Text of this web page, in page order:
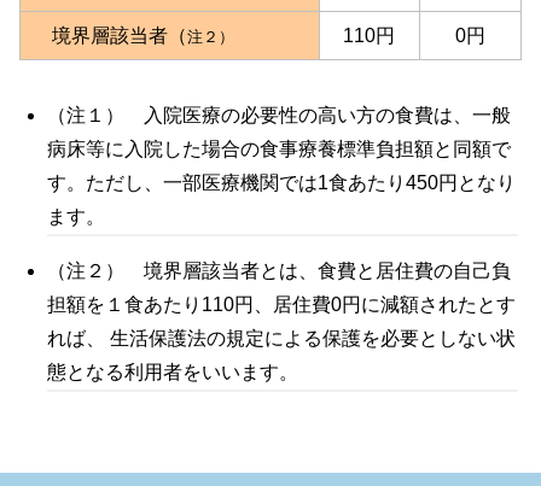
境界層該当者（注２） 110円 0円
（注１） 入院医療の必要性の高い方の食費は、一般
病床等に入院した場合の食事療養標準負担額と同額で
す。ただし、一部医療機関では1食あたり450円となり
ます。
（注２） 境界層該当者とは、食費と居住費の自己負
担額を１食あたり110円、居住費0円に減額されたとす
れば、 生活保護法の規定による保護を必要としない状
態となる利用者をいいます。